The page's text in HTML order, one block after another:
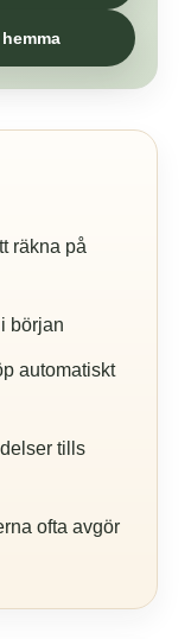
räkna på
början
automatiskt
tills
ofta avgör